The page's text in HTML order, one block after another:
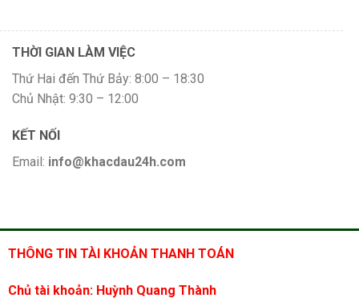
THỜI GIAN LÀM VIỆC
Thứ Hai đến Thứ Bảy: 8:00 – 18:30
Chủ Nhật: 9:30 – 12:00
KẾT NỐI
Email: info@khacdau24h.com
THÔNG TIN TÀI KHOẢN THANH TOÁN
Chủ tài khoản: Huỳnh Quang Thành